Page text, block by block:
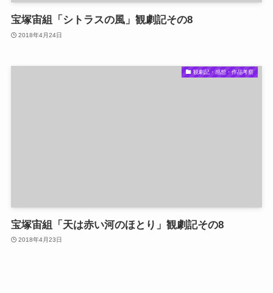
宝塚宙組「シトラスの風」観劇記その8
2018年4月24日
観劇記・感想・作品考察
宝塚宙組「天は赤い河のほとり」観劇記その8
2018年4月23日